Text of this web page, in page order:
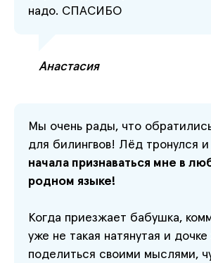
надо. СПАСИБО
Анастасия
Мы очень рады, что
для билингвов! Лёд тронулся и
начала признаваться мне в
родном языке!
Когда приезжает бабушка,
уже не такая натянутая и дочке
поделиться своими мыслями,